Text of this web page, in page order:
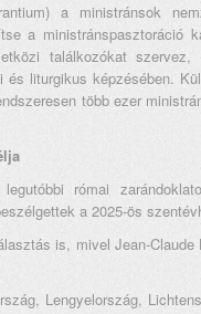
a ministránsok
a ministránspasztoráció
találkozókat szervez,
liturgikus képzésében.
több ezer
római
a 2025-ös
is, mivel Jean-
Lengyelország,